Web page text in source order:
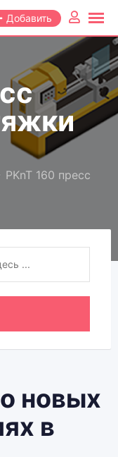
Добавить
PKnT 160 пресс
новых
в